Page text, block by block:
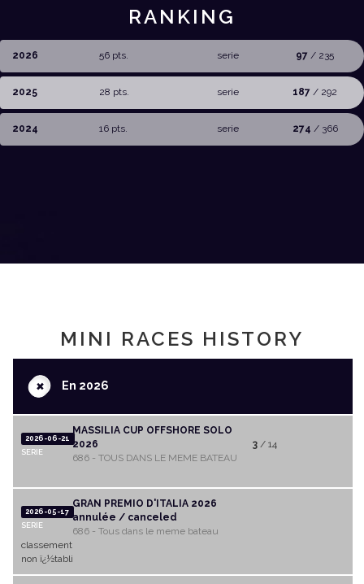
RANKING
2026 56 pts. serie 97 / 235
2025 28 pts. serie 187 / 292
2024 16 pts. serie 274 / 366
MINI RACES HISTORY
+En 2026
2026-06-21
SERIE
MASSILIA CUP OFFSHORE SOLO
2026
686 - TOUS DANS LE MEME BATEAU
3/ 14
2026-05-17
SERIE
GRAN PREMIO D'ITALIA 2026
annulée / canceled
686 - Tous dans le meme bateau
classement
non ï¿½tabli